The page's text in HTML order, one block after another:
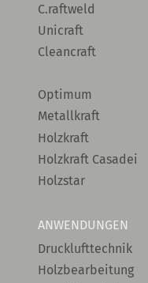
C.raftweld
Unicraft
Cleancraft
Optimum
Metallkraft
Holzkraft
Holzkraft Casadei
Holzstar
ANWENDUNGEN
Drucklufttechnik
Holzbearbeitung